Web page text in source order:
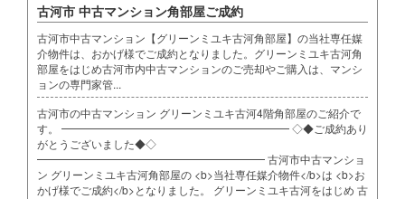
古河市 中古マンション角部屋ご成約
古河市中古マンション【グリーンミユキ古河角部屋】の当社専任媒
介物件は、おかげ様でご成約となりました。グリーンミユキ古河角
部屋をはじめ古河市内中古マンションのご売却やご購入は、マンシ
ョンの専門家管...
古河市の中古マンション グリーンミユキ古河4階角部屋のご紹介で
す。 ━━━━━━━━━━━━━━━━━━━━━ ◇◆ご成約あり
がとうございました◆◇
━━━━━━━━━━━━━━━━━━━━━ 古河市中古マンショ
ン グリーンミユキ古河角部屋の <b>当社専任媒介物件</b>は <b>お
かげ様でご成約</b>となりました。 グリーンミユキ古河をはじめ 古